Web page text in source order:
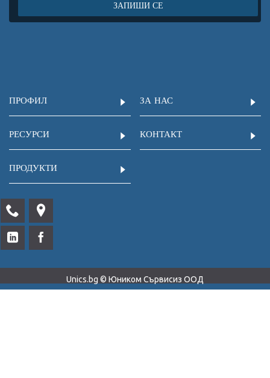
ЗАПИШИ СЕ
ПРОФИЛ ЗА НАС
РЕСУРСИ КОНТАКТ
ПРОДУКТИ
Unics.bg © Юником Сървисиз ООД